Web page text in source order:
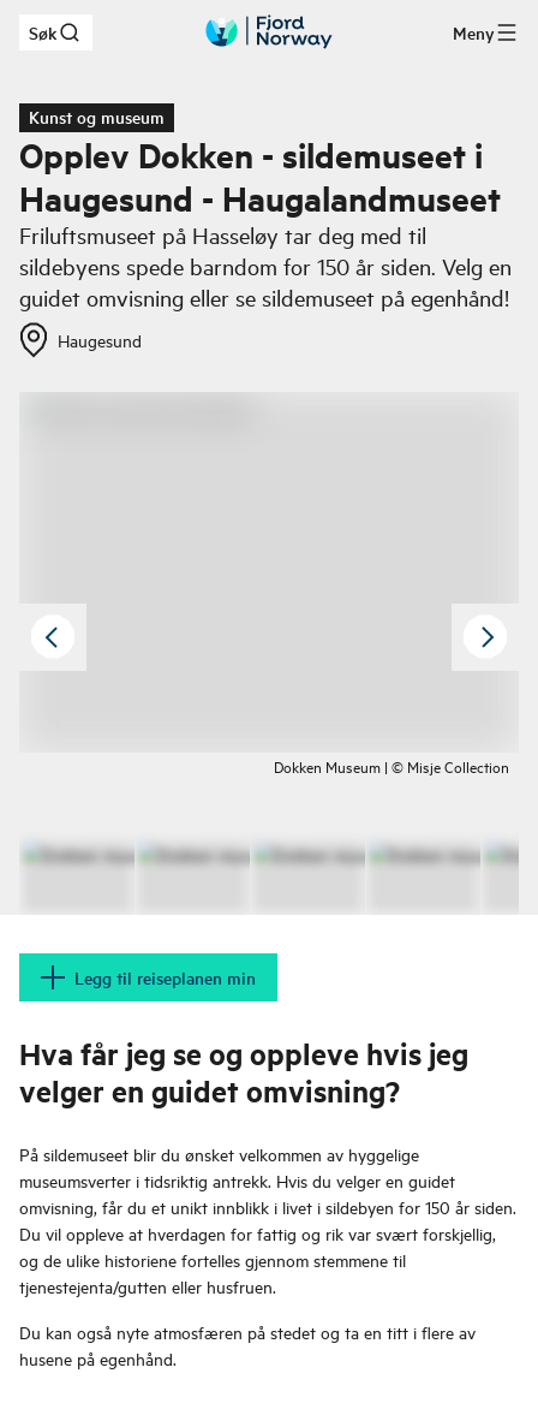
Hopp til hovedinnhold
Søk Meny
Kunst og museum
Opplev Dokken - sildemuseet i
Haugesund - Haugalandmuseet
Friluftsmuseet på Hasseløy tar deg med til
sildebyens spede barndom for 150 år siden. Velg en
guidet omvisning eller se sildemuseet på egenhånd!
Haugesund
Dokken Museum | © Misje Collection
Legg til reiseplanen min
Hva får jeg se og oppleve hvis jeg
velger en guidet omvisning?
På sildemuseet blir du ønsket velkommen av hyggelige
museumsverter i tidsriktig antrekk. Hvis du velger en guidet
omvisning, får du et unikt innblikk i livet i sildebyen for 150 år siden.
Du vil oppleve at hverdagen for fattig og rik var svært forskjellig,
og de ulike historiene fortelles gjennom stemmene til
tjenestejenta/gutten eller husfruen.
Du kan også nyte atmosfæren på stedet og ta en titt i flere av
husene på egenhånd.